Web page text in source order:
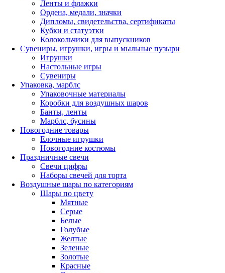
Ленты и флажки
Ордена, медали, значки
Дипломы, свидетельства, сертификаты
Кубки и статуэтки
Колокольчики для выпускников
Сувениры, игрушки, игры и мыльные пузыри
Игрушки
Настольные игры
Сувениры
Упаковка, марблс
Упаковочные материалы
Коробки для воздушных шаров
Банты, ленты
Марблс, бусины
Новогодние товары
Елочные игрушки
Новогодние костюмы
Праздничные свечи
Свечи цифры
Наборы свечей для торта
Воздушные шары по категориям
Шары по цвету
Мятные
Серые
Белые
Голубые
Желтые
Зеленые
Золотые
Красные